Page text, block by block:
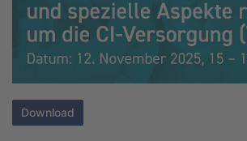
Download